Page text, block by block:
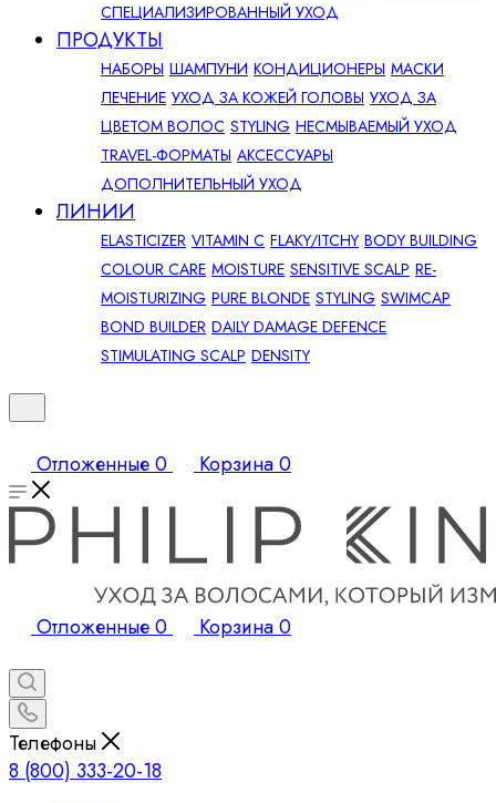
СПЕЦИАЛИЗИРОВАННЫЙ УХОД
ПРОДУКТЫ
НАБОРЫ ШАМПУНИ КОНДИЦИОНЕРЫ МАСКИ
ЛЕЧЕНИЕ УХОД ЗА КОЖЕЙ ГОЛОВЫ УХОД ЗА
ЦВЕТОМ ВОЛОС STYLING НЕСМЫВАЕМЫЙ УХОД
TRAVEL-ФОРМАТЫ АКСЕССУАРЫ
ДОПОЛНИТЕЛЬНЫЙ УХОД
ЛИНИИ
ELASTICIZER VITAMIN C FLAKY/ITCHY BODY BUILDING
COLOUR CARE MOISTURE SENSITIVE SCALP RE-
MOISTURIZING PURE BLONDE STYLING SWIMCAP
BOND BUILDER DAILY DAMAGE DEFENCE
STIMULATING SCALP DENSITY
Отложенные0 Корзина0
Отложенные0 Корзина0
Телефоны
8 (800) 333-20-18